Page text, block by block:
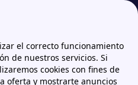
el correcto funcionamiento
de nuestros servicios. Si
cookies con fines de
oferta y mostrarte anuncios
El ADSL de Jazztel